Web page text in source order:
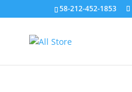
58-212-452-1853